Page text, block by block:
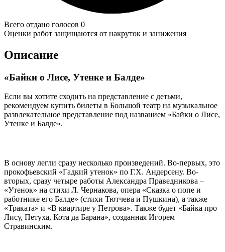
Всего отдано голосов 0
Оценки работ защищаются от накруток и занижения
Описание
«Байки о Лисе, Утенке и Балде»
Если вы хотите сходить на представление с детьми,
рекомендуем купить билеты в Большой театр на музыкальное
развлекательное представление под названием «Байки о Лисе,
Утенке и Балде».
В основу легли сразу несколько произведений. Во-первых, это
прокофьевский «Гадкий утенок» по Г.Х. Андерсену. Во-
вторых, сразу четыре работы Александра Праведникова –
«Утенок» на стихи Л. Чернакова, опера «Сказка о попе и
работнике его Балде» (стихи Тютчева и Пушкина), а также
«Траката» и «В квартире у Петрова». Также будет «Байка про
Лису, Петуха, Кота да Барана», созданная Игорем
Стравинским.